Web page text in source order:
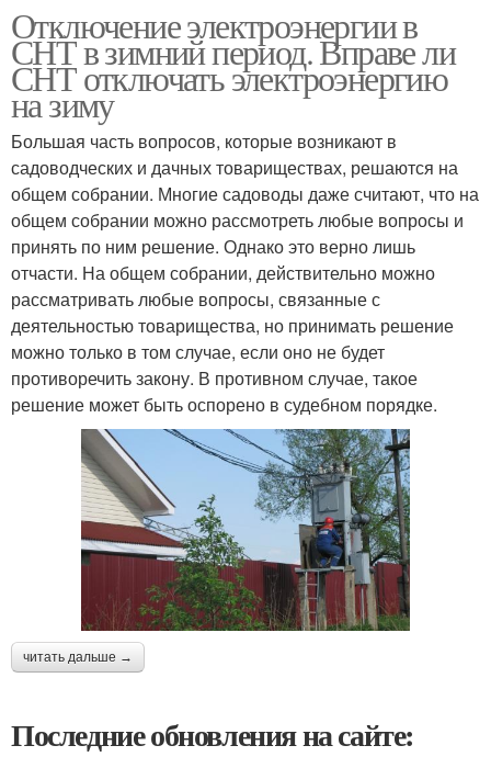
Отключение электроэнергии в
СНТ в зимний период. Вправе ли
СНТ отключать электроэнергию
на зиму
Большая часть вопросов, которые возникают в
садоводческих и дачных товариществах, решаются на
общем собрании. Многие садоводы даже считают, что на
общем собрании можно рассмотреть любые вопросы и
принять по ним решение. Однако это верно лишь
отчасти. На общем собрании, действительно можно
рассматривать любые вопросы, связанные с
деятельностью товарищества, но принимать решение
можно только в том случае, если оно не будет
противоречить закону. В противном случае, такое
решение может быть оспорено в судебном порядке.
читать дальше →
Последние обновления на сайте: